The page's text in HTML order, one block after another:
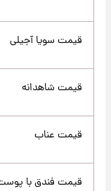
قیمت سویا آجیلی
قیمت شاهدانه
قیمت عناب
قیمت فندق با